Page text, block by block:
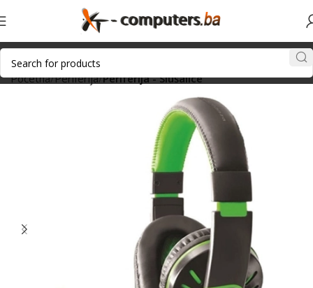
Početna Periferija Periferija - Slušalice